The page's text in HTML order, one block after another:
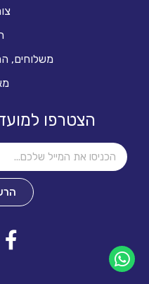
משלוחים,
הצטרפו